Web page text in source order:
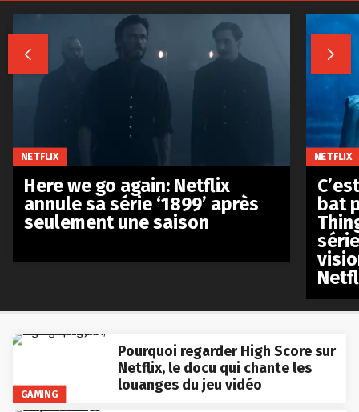
GAMING
Pourquoi regarder High Score sur
Netflix, le docu qui chante les
louanges du jeu vidéo
 
NETFLIX
Here we go again: Netflix
annule sa série ‘1899’ après
seulement une saison
NETFLIX
bat